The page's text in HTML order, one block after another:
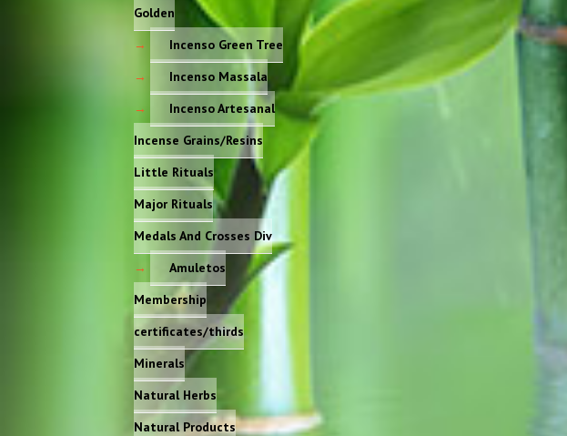
Golden
Incenso Green Tree
Incenso Massala
Incenso Artesanal
Incense Grains/Resins
Little Rituals
Major Rituals
Medals And Crosses Div
Amuletos
Membership
certificates/thirds
Minerals
Natural Herbs
Natural Products